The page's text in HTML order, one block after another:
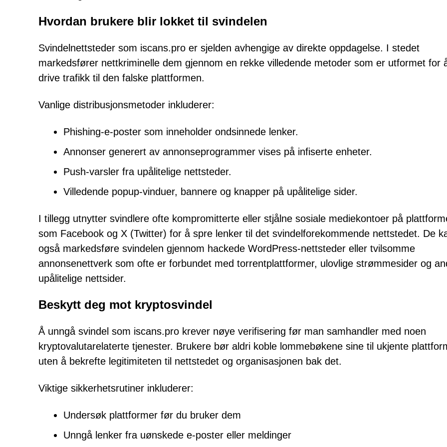
Hvordan brukere blir lokket til svindelen
Svindelnettsteder som iscans.pro er sjelden avhengige av direkte oppdagelse. I stedet
markedsfører nettkriminelle dem gjennom en rekke villedende metoder som er utformet for
drive trafikk til den falske plattformen.
Vanlige distribusjonsmetoder inkluderer:
Phishing-e-poster som inneholder ondsinnede lenker.
Annonser generert av annonseprogrammer vises på infiserte enheter.
Push-varsler fra upålitelige nettsteder.
Villedende popup-vinduer, bannere og knapper på upålitelige sider.
I tillegg utnytter svindlere ofte kompromitterte eller stjålne sosiale mediekontoer på
som Facebook og X (Twitter) for å spre lenker til det svindelforekommende nettstedet. De
også markedsføre svindelen gjennom hackede WordPress-nettsteder eller tvilsomme
annonsenettverk som ofte er forbundet med torrentplattformer, ulovlige strømmesider og
upålitelige nettsider.
Beskytt deg mot kryptosvindel
Å unngå svindel som iscans.pro krever nøye verifisering før man samhandler med noen
kryptovalutarelaterte tjenester. Brukere bør aldri koble lommebøkene sine til ukjente
uten å bekrefte legitimiteten til nettstedet og organisasjonen bak det.
Viktige sikkerhetsrutiner inkluderer:
Undersøk plattformer før du bruker dem
Unngå lenker fra uønskede e-poster eller meldinger